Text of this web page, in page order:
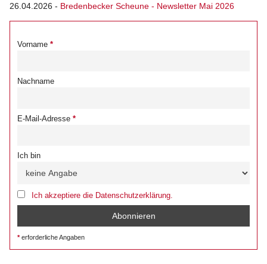
26.04.2026 - Bredenbecker Scheune - Newsletter Mai 2026
Vorname
Nachname
E-Mail-Adresse
Ich bin
Ich akzeptiere die Datenschutzerklärung.
erforderliche Angaben